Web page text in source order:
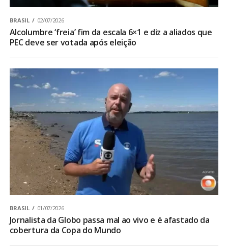
BRASIL 02/07/2026
Alcolumbre ‘freia’ fim da escala 6×1 e diz a aliados que
PEC deve ser votada após eleição
BRASIL 01/07/2026
Jornalista da Globo passa mal ao vivo e é afastado da
cobertura da Copa do Mundo